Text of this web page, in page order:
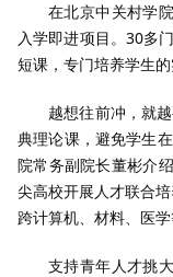
在北京中关村学
入学即进项目。30多
短课，专门培养学生的
越想往前冲，就
典理论课，避免学生
院常务副院长董彬介
尖高校开展人才联合
跨计算机、材料、医学
支持青年人才挑